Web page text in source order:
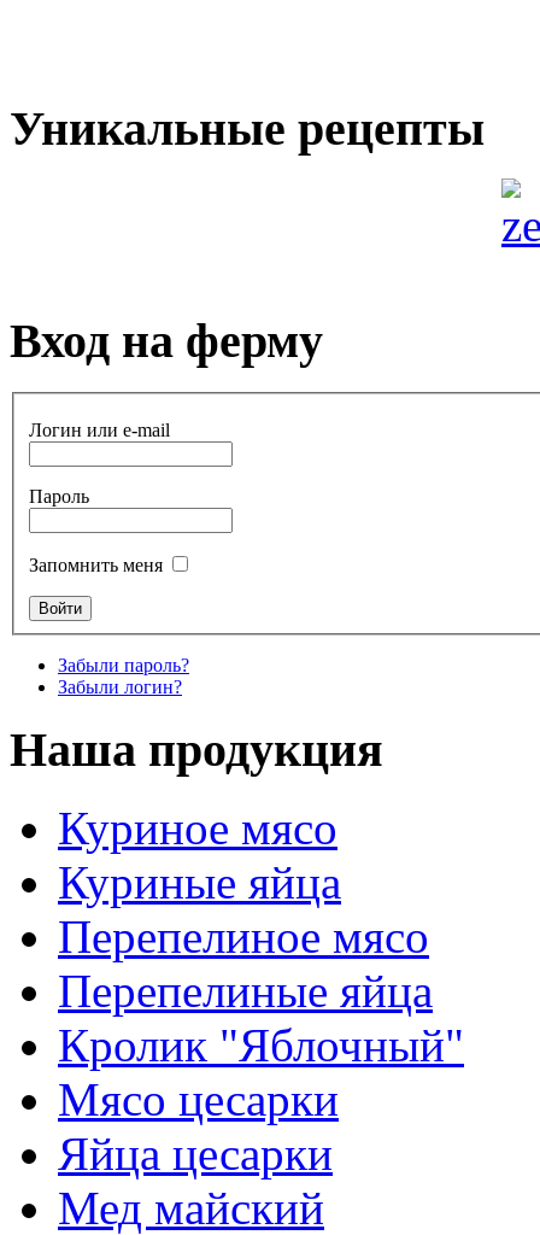
Уникальные рецепты
Вход на ферму
Логин или e-mail
Пароль
Запомнить меня
Забыли пароль?
Забыли логин?
Наша продукция
Куриное мясо
Куриные яйца
Перепелиное мясо
Перепелиные яйца
Кролик "Яблочный"
Мясо цесарки
Яйца цесарки
Мед майский